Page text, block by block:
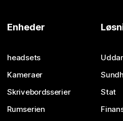
Har du brug
Send et
Enheder
headsets
Kameraer
Skrivebordsserier
Rumserien
Stat